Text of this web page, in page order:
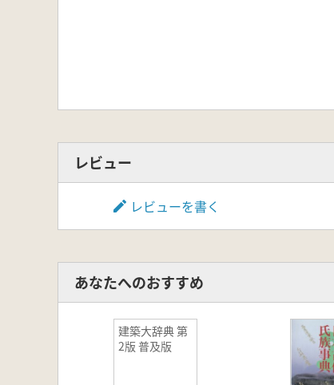
レビュー
レビューを書く
あなたへのおすすめ
建築大辞典 第
2版 普及版